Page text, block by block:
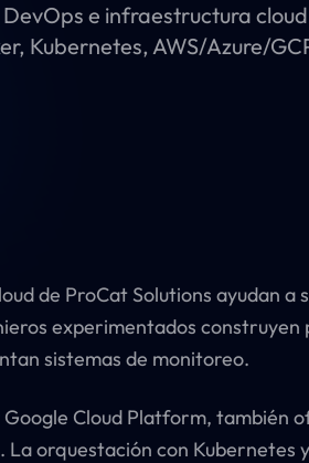
DevOps e infraestructura
Kubernetes, AWS/Azure/
de ProCat Solutions ayudan
experimentados
sistemas de monitoreo.
Google Cloud Platform, también
La orquestación con